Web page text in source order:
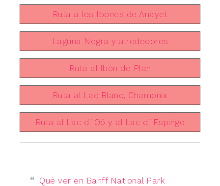
Ruta a los Ibones de Anayet
Laguna Negra y alrededores
Ruta al Ibón de Plan
Ruta al Lac Blanc, Chamonix
Ruta al Lac d´Oô y al Lac d´Espingo
Qué ver en Banff National Park